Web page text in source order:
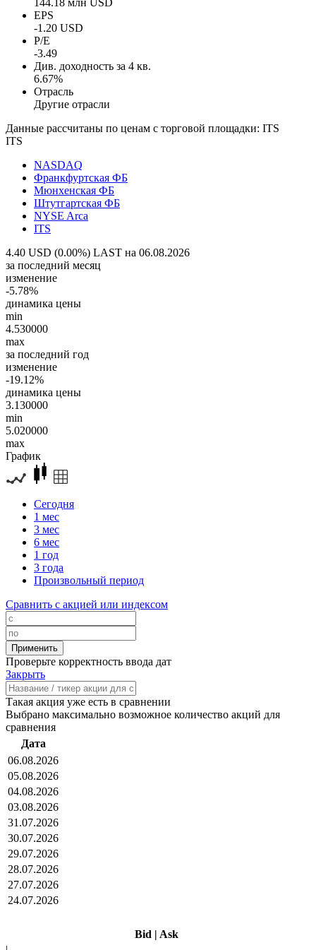
EPS
-1.20 USD
P/E
-3.49
Див. доходность за 4 кв.
6.67%
Отрасль
Другие отрасли
Данные рассчитаны по ценам с торговой площадки: ITS
ITS
NASDAQ
Франкфуртская ФБ
Мюнхенская ФБ
Штутгартская ФБ
NYSE Arca
ITS
4.40 USD (0.00%) LAST на 06.08.2026
за последний месяц
изменение
-5.78%
динамика цены
min
4.530000
max
за последний год
изменение
-19.12%
динамика цены
3.130000
min
5.020000
max
График
Сегодня
1 мес
3 мес
6 мес
1 год
3 года
Произвольный период
Сравнить с акцией или индексом
Проверьте корректность ввода дат
Закрыть
Такая акция уже есть в сравнении
Выбрано максимально возможное количество акций для
сравнения
Дата
06.08.2026
05.08.2026
04.08.2026
03.08.2026
31.07.2026
30.07.2026
29.07.2026
28.07.2026
27.07.2026
24.07.2026
Bid | Ask